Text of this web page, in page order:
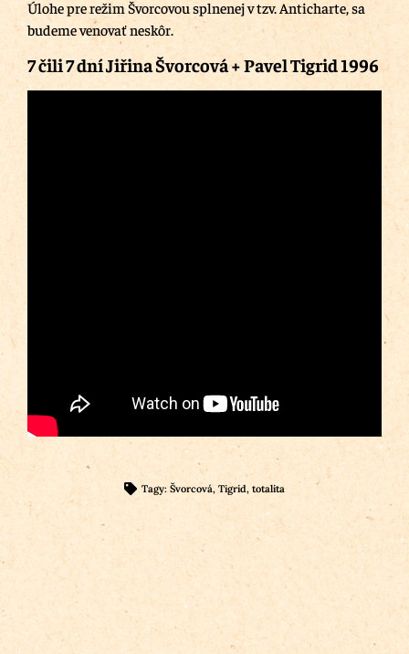
Úlohe pre režim Švorcovou splnenej v tzv. Anticharte, sa
budeme venovať neskôr.
7 čili 7 dní Jiřina Švorcová + Pavel Tigrid 1996
Tagy: Švorcová, Tigrid, totalita